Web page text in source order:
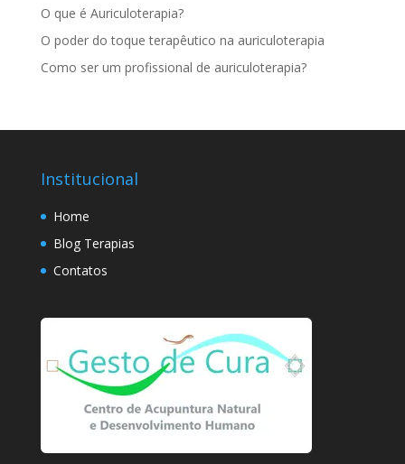
O que é Auriculoterapia?
O poder do toque terapêutico na auriculoterapia
Como ser um profissional de auriculoterapia?
Institucional
Home
Blog Terapias
Contatos